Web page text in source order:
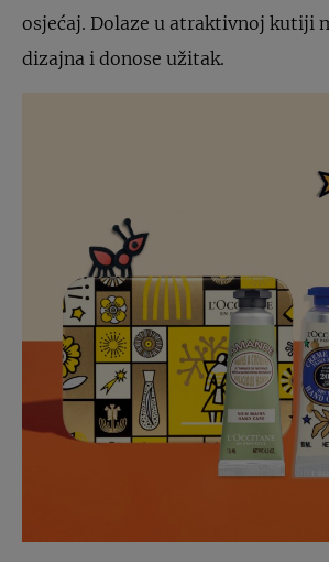
osjećaj. Dolaze u atraktivnoj kutiji
dizajna i donose užitak.